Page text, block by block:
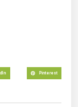
Pinterest